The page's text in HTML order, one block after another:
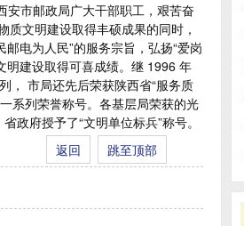
市邮政局广大干部职工，艰苦奋
文明建设取得丰硕成果的同时，
电为人民”的服务宗旨，弘扬“爱岗
明建设取得可喜成绩。继 1996 年
， 市局还先后荣获陕西省“服务质
系列荣誉称号。各基层局荣获的光
府授予了“文明单位标兵”称号。
返回
跳至顶部